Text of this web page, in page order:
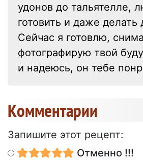
удонов до тальятелле,
готовить и даже делать
Сейчас я готовлю,
фотографирую твой
и надеюсь, он тебе
Kомментарии
Запишите этот рецепт:
Отменно !!!